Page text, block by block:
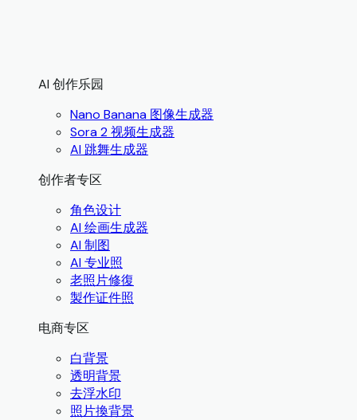
AI 创作乐园
Nano Banana 图像生成器
Sora 2 视频生成器
AI 跳舞生成器
创作者专区
角色设计
AI 绘画生成器
AI 制图
AI 专业照
老照片修復
製作证件照
电商专区
白背景
透明背景
去浮水印
照片換背景